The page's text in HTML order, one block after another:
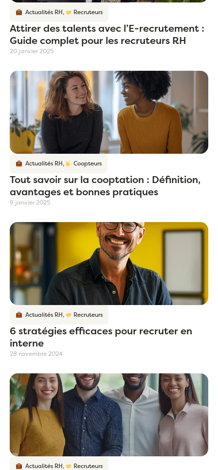
Actualités RH, Recruteurs
Attirer des talents avec l’E-recrutement :
Guide complet pour les recruteurs RH
20 janvier 2025
Actualités RH, Coopteurs
Tout savoir sur la cooptation : Définition,
avantages et bonnes pratiques
9 janvier 2025
Actualités RH, Recruteurs
6 stratégies efficaces pour recruter en
interne
28 novembre 2024
Actualités RH, Recruteurs